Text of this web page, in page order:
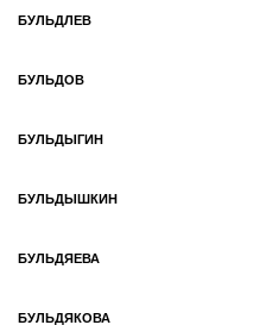
БУЛЬДЛЕВ
БУЛЬДОВ
БУЛЬДЫГИН
БУЛЬДЫШКИН
БУЛЬДЯЕВА
БУЛЬДЯКОВА